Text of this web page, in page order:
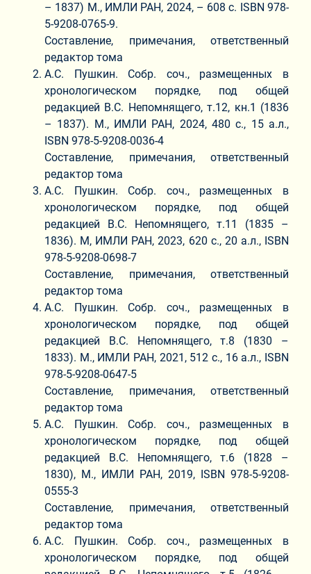
– 1837) М., ИМЛИ РАН, 2024, – 608 с. ISBN 978-
5-9208-0765-9.
Составление, примечания, ответственный
редактор тома
А.С. Пушкин. Собр. соч., размещенных в
хронологическом порядке, под общей
редакцией В.С. Непомнящего, т.12, кн.1 (1836
– 1837). М., ИМЛИ РАН, 2024, 480 с., 15 а.л.,
ISBN 978-5-9208-0036-4
Составление, примечания, ответственный
редактор тома
А.С. Пушкин. Собр. соч., размещенных в
хронологическом порядке, под общей
редакцией В.С. Непомнящего, т.11 (1835 –
1836). М, ИМЛИ РАН, 2023, 620 с., 20 а.л., ISBN
978-5-9208-0698-7
Составление, примечания, ответственный
редактор тома
А.С. Пушкин. Собр. соч., размещенных в
хронологическом порядке, под общей
редакцией В.С. Непомнящего, т.8 (1830 –
1833). М., ИМЛИ РАН, 2021, 512 с., 16 а.л., ISBN
978-5-9208-0647-5
Составление, примечания, ответственный
редактор тома
А.С. Пушкин. Собр. соч., размещенных в
хронологическом порядке, под общей
редакцией В.С. Непомнящего, т.6 (1828 –
1830), М., ИМЛИ РАН, 2019, ISBN 978-5-9208-
0555-3
Составление, примечания, ответственный
редактор тома
А.С. Пушкин. Собр. соч., размещенных в
хронологическом порядке, под общей